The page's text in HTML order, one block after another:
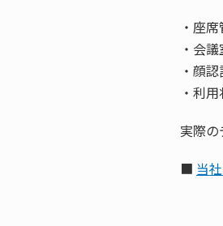
・座
・会
・顔
・利
実際
■ 当